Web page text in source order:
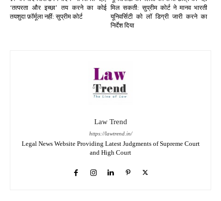
‘तत्परता और इच्छा’ तय करने का कोई
तयशुदा फ़ॉर्मूला नहीं: सुप्रीम कोर्ट
मिल सकती: सुप्रीम कोर्ट ने मानव भारती
यूनिवर्सिटी को लॉ डिग्री जारी करने का
निर्देश दिया
Law Trend
https://lawtrend.in/
Legal News Website Providing Latest Judgments of Supreme Court
and High Court